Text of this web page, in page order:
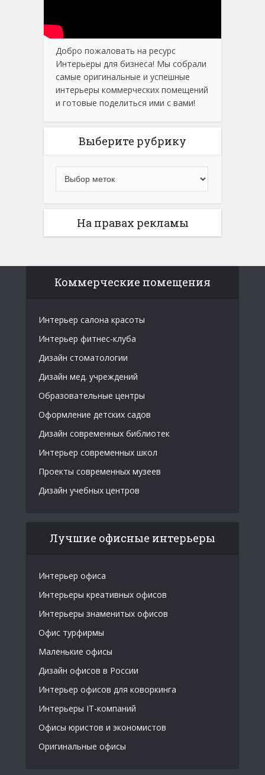
Добро пожаловать на ресурс
Интерьеры для бизнеса! Мы собрали
самые оригинальные и успешные
интерьеры коммерческих помещений
и готовые поделиться ими с вами!
Выберите рубрику
На правах рекламы
Коммерческие помещения
Интерьер салона красоты
Интерьер фитнес-клуба
Дизайн стоматологии
Дизайн мед. учреждений
Образовательные центры
Оформление детских садов
Дизайн современных библиотек
Интерьер современных школ
Проекты современных музеев
Дизайн учебных центров
Лучшие офисные интерьеры
Интерьер офиса
Интерьеры креативных офисов
Интерьеры знаменитых офисов
Офис турфирмы
Маленькие офисы
Дизайн офисов в России
Интерьер офисов для коворкинга
Интерьеры IT-компаний
Офисы юристов и экономистов
Оригинальные офисы